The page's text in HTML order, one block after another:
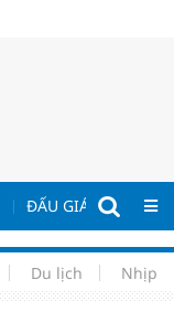
ĐẤU GIÁ - ĐẤU
Du lịch Nhịp